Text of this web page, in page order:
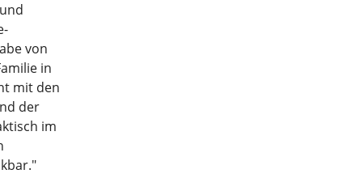
von
in
mit den
der
im